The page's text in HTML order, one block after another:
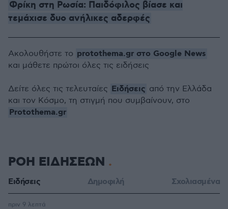
Φρίκη στη Ρωσία: Παιδόφιλος βίασε και
τεμάχισε δυο ανήλικες αδερφές
Ακολουθήστε το protothema.gr στο Google News
και μάθετε πρώτοι όλες τις ειδήσεις
Δείτε όλες τις τελευταίες Ειδήσεις από την Ελλάδα
και τον Κόσμο, τη στιγμή που συμβαίνουν, στο
Protothema.gr
ΡΟΗ ΕΙΔΗΣΕΩΝ
Ειδήσεις Δημοφιλή Σχολιασμένα
πριν 9 λεπτά